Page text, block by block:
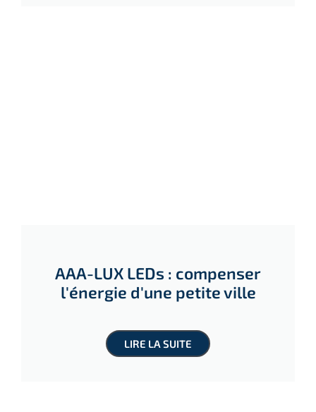
AAA-LUX LEDs : compenser
l'énergie d'une petite ville
LIRE LA SUITE